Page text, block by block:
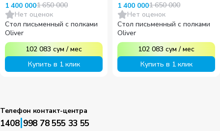
1 400 0001 650 000
Нет оценок
Стол письменный с полками
Oliver
102 083 сум /мес
Купить в 1 клик
1 400 0001 650 000
Нет оценок
Стол письменный с полками
Oliver
102 083 сум /мес
Купить в 1 клик
Телефон контакт-центра
1408|998 78 555 33 55